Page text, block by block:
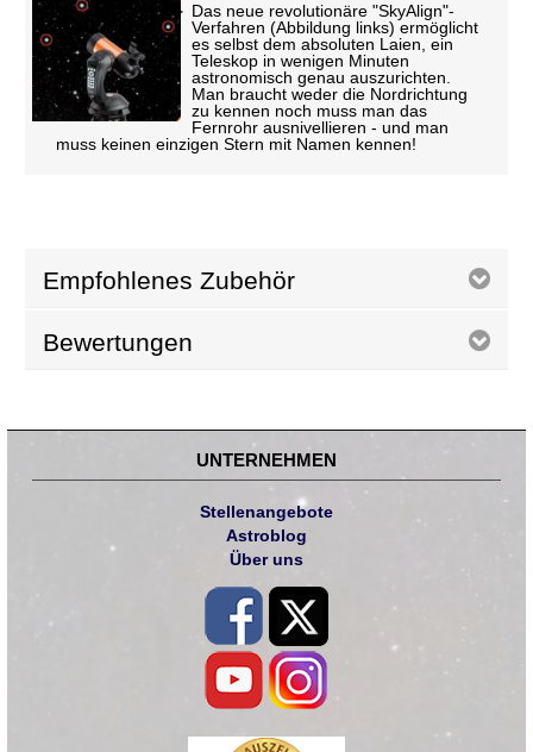
Das neue revolutionäre "SkyAlign"-
Verfahren (Abbildung links) ermöglicht
es selbst dem absoluten Laien, ein
Teleskop in wenigen Minuten
astronomisch genau auszurichten.
Man braucht weder die Nordrichtung
zu kennen noch muss man das
Fernrohr ausnivellieren - und man
muss keinen einzigen Stern mit Namen kennen!
Empfohlenes Zubehör
Bewertungen
UNTERNEHMEN
Stellenangebote
Astroblog
Über uns